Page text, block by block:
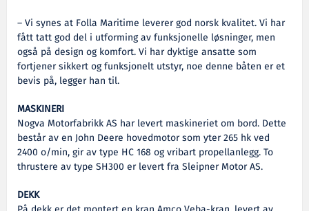
– Vi synes at Folla Maritime leverer god norsk kvalitet. Vi har
fått tatt god del i utforming av funksjonelle løsninger, men
også på design og komfort. Vi har dyktige ansatte som
fortjener sikkert og funksjonelt utstyr, noe denne båten er et
bevis på, legger han til.
MASKINERI
Nogva Motorfabrikk AS har levert maskineriet om bord. Dette
består av en John Deere hovedmotor som yter 265 hk ved
2400 o/min, gir av type HC 168 og vribart propellanlegg. To
thrustere av type SH300 er levert fra Sleipner Motor AS.
DEKK